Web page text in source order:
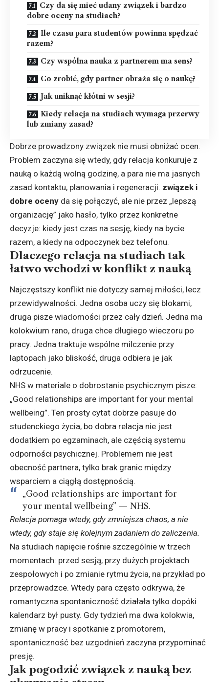
Czy da się mieć udany związek i bardzo
dobre oceny na studiach?
Ile czasu para studentów powinna spędzać
razem?
Czy wspólna nauka z partnerem ma sens?
Co zrobić, gdy partner obraża się o naukę?
Jak uniknąć kłótni w sesji?
Kiedy relacja na studiach wymaga przerwy
lub zmiany zasad?
Dobrze prowadzony związek nie musi obniżać ocen.
Problem zaczyna się wtedy, gdy relacja konkuruje z
nauką o każdą wolną godzinę, a para nie ma jasnych
zasad kontaktu, planowania i regeneracji. związek i
dobre oceny da się połączyć, ale nie przez „lepszą
organizację” jako hasło, tylko przez konkretne
decyzje: kiedy jest czas na sesję, kiedy na bycie
razem, a kiedy na odpoczynek bez telefonu.
Dlaczego relacja na studiach tak
łatwo wchodzi w konflikt z nauką
Najczęstszy konflikt nie dotyczy samej miłości, lecz
przewidywalności. Jedna osoba uczy się blokami,
druga pisze wiadomości przez cały dzień. Jedna ma
kolokwium rano, druga chce długiego wieczoru po
pracy. Jedna traktuje wspólne milczenie przy
laptopach jako bliskość, druga odbiera je jak
odrzucenie.
NHS w materiale o dobrostanie psychicznym pisze:
„Good relationships are important for your mental
wellbeing”. Ten prosty cytat dobrze pasuje do
studenckiego życia, bo dobra relacja nie jest
dodatkiem po egzaminach, ale częścią systemu
odporności psychicznej. Problemem nie jest
obecność partnera, tylko brak granic między
wsparciem a ciągłą dostępnością.
„Good relationships are important for
your mental wellbeing” — NHS.
Relacja pomaga wtedy, gdy zmniejsza chaos, a nie
wtedy, gdy staje się kolejnym zadaniem do zaliczenia.
Na studiach napięcie rośnie szczególnie w trzech
momentach: przed sesją, przy dużych projektach
zespołowych i po zmianie rytmu życia, na przykład po
przeprowadzce. Wtedy para często odkrywa, że
romantyczna spontaniczność działała tylko dopóki
kalendarz był pusty. Gdy tydzień ma dwa kolokwia,
zmianę w pracy i spotkanie z promotorem,
spontaniczność bez uzgodnień zaczyna przypominać
presję.
Jak pogodzić związek z nauką bez